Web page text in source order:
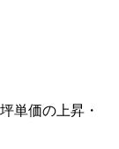
単価の上昇・